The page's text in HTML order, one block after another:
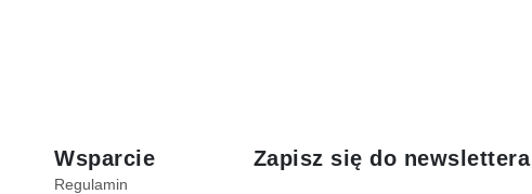
Wsparcie
Regulamin
Zapisz się do newslettera